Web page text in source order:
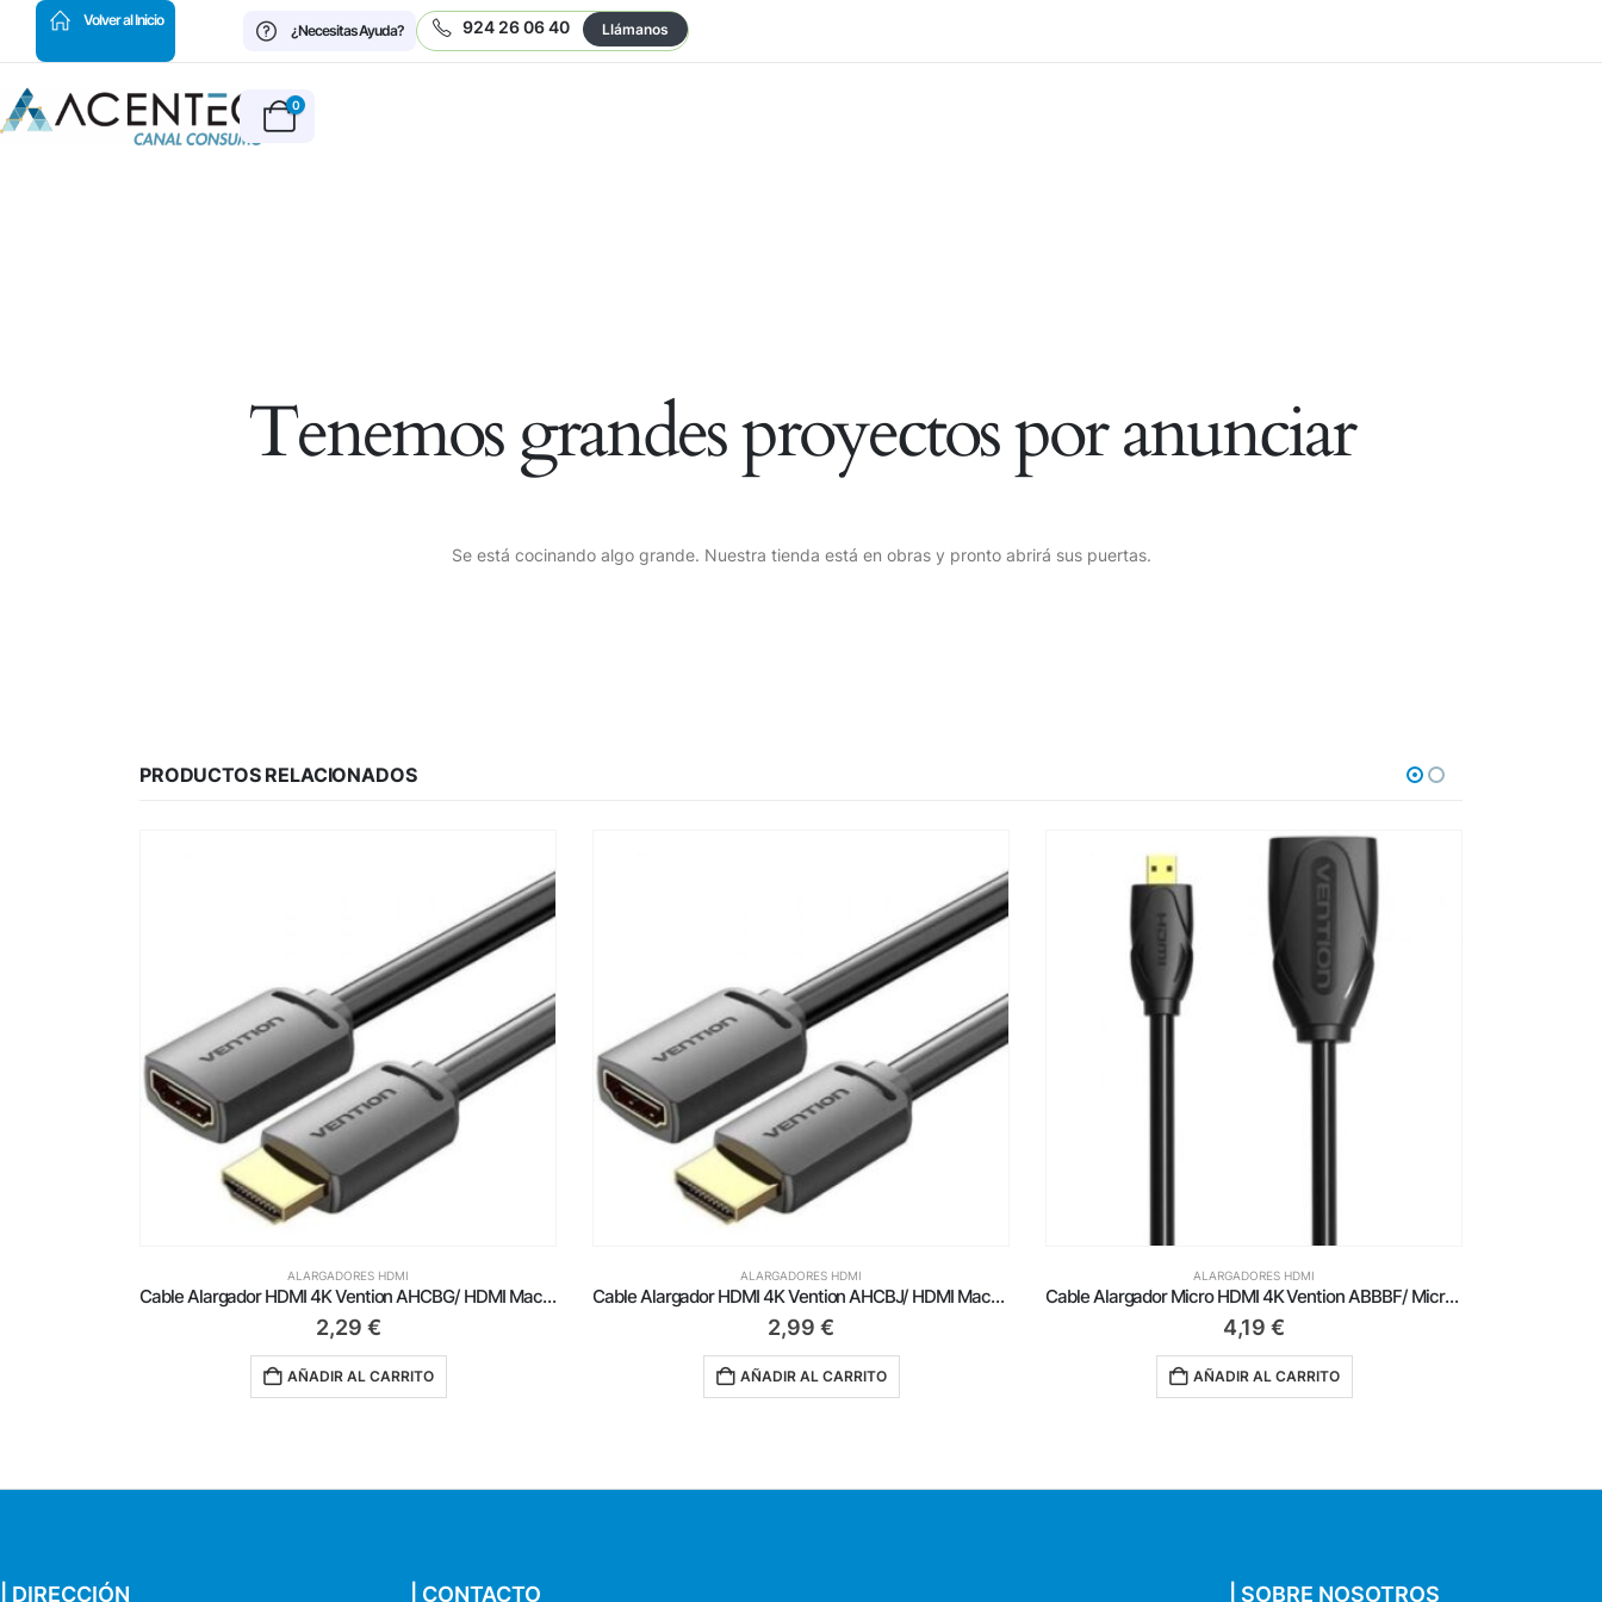
Volver al Inicio
¿Necesitas Ayuda?
924 26 06 40 Llámanos
0
Tenemos grandes proyectos por anunciar
Se está cocinando algo grande. Nuestra tienda está en obras y pronto abrirá sus puertas.
PRODUCTOS RELACIONADOS
ALARGADORES HDMI
Cable Alargador HDMI 4K Vention AHCBJ/ HDMI Macho – HDMI Hembra/ 5m/ Negro
2,99€
AÑADIR AL CARRITO
ALARGADORES HDMI
Cable Alargador Micro HDMI 4K Vention ABBBF/ Micro HDMI Macho – HDMI Hembra/ 1m/ Negro
4,19€
AÑADIR AL CARRITO
ALARGADORES HDMI
Cable Alargador HDMI Vention VAA-B06-B200/ HDMI Macho – HDMI Hembra/ 2m/ Negro
2,79€
AÑADIR AL CARRITO
| DIRECCIÓN | CONTACTO | SOBRE NOSOTROS